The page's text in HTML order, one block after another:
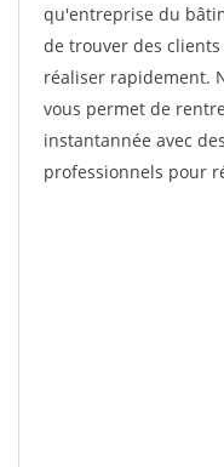
qu'entreprise du
de trouver des
réaliser rapidement.
vous permet de
instantannée avec
professionnels pour